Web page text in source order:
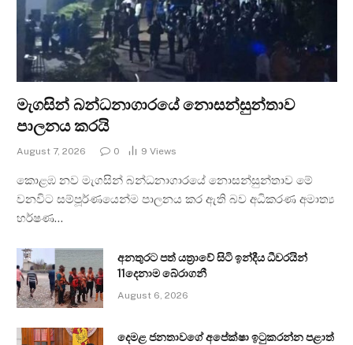
මැගසින් බන්ධනාගාරයේ නොසන්සුන්තාව
පාලනය කරයි
August 7, 2026 0 9 Views
කොළඹ නව මැගසින් බන්ධනාගාරයේ නොසන්සුන්තාව මේ
වනවිට සම්පූර්ණයෙන්ම පාලනය කර ඇති බව අධිකරණ අමාත්‍ය
හර්ෂණ…
අනතුරට පත් යත්‍රාවේ සිටි ඉන්දීය ධීවරයින්
11දෙනාම බේරාගනී
August 6, 2026
දෙමළ ජනතාවගේ අපේක්ෂා ඉටුකරන්න පළාත්